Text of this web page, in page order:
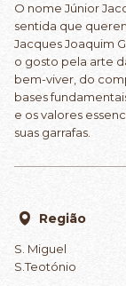
O nome Júnior
sentida que
Jacques Joaquim
o gosto pela arte
bem-viver, do
bases
e os valores
suas garrafas.
Região
S. Miguel
S.Teotónio